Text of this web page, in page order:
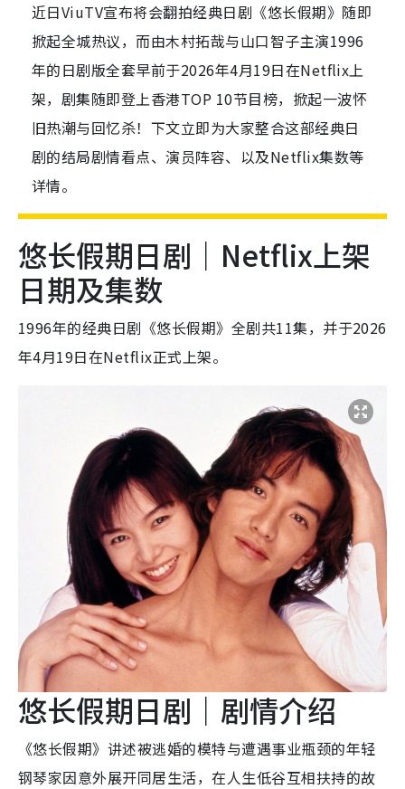
近日ViuTV宣布将会翻拍经典日剧《悠长假期》随即
掀起全城热议，而由木村拓哉与山口智子主演1996
年的日剧版全套早前于2026年4月19日在Netflix上
架，剧集随即登上香港TOP 10节目榜，掀起一波怀
旧热潮与回忆杀！下文立即为大家整合这部经典日
剧的结局剧情看点、演员阵容、以及Netflix集数等
详情。
悠长假期日剧｜Netflix上架
日期及集数
1996年的经典日剧《悠长假期》全剧共11集，并于2026
年4月19日在Netflix正式上架。
悠长假期日剧｜剧情介绍
《悠长假期》讲述被逃婚的模特与遭遇事业瓶颈的年轻
钢琴家因意外展开同居生活，在人生低谷互相扶持的故